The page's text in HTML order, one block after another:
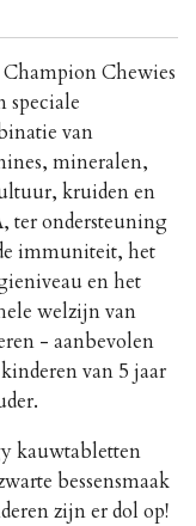
Champion Chewies
speciale
van
mineralen,
kruiden en
ter ondersteuning
immuniteit, het
en het
welzijn van
- aanbevolen
van 5 jaar
kauwtabletten
bessensmaak
zijn er dol op!